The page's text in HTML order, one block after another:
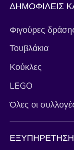
ΔΗΜΟΦΙΛΕΙΣ
Φιγούρες
Τουβλάκια
Κούκλες
LEGO
Όλες οι